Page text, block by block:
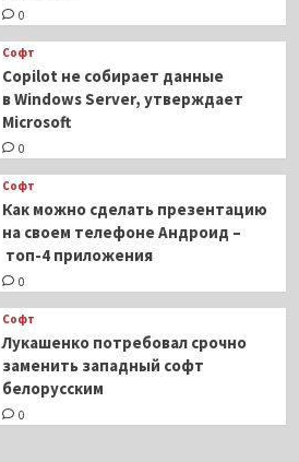
0
Софт
Copilot не собирает данные
в Windows Server, утверждает
Microsoft
0
Софт
Как можно сделать презентацию
на своем телефоне Андроид –
топ-4 приложения
0
Софт
Лукашенко потребовал срочно
заменить западный софт
белорусским
0